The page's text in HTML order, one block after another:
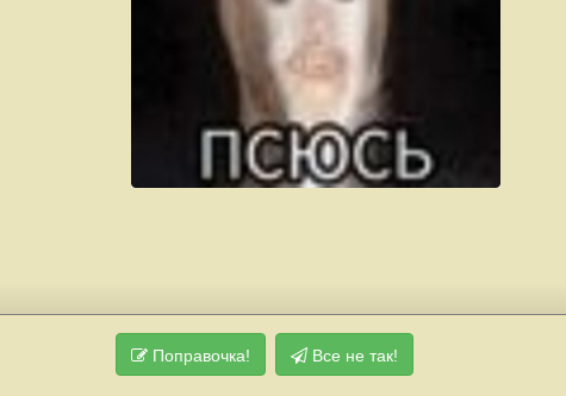
Поправочка! Все не так!